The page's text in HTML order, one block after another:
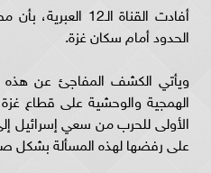
أفادت القناة
الحدود أمام سكان غزة.
الهمجية والوحشية على قطاع
الأولى للحرب من سعي إسرائيل
على رفضها لهذه المسألة بشكل